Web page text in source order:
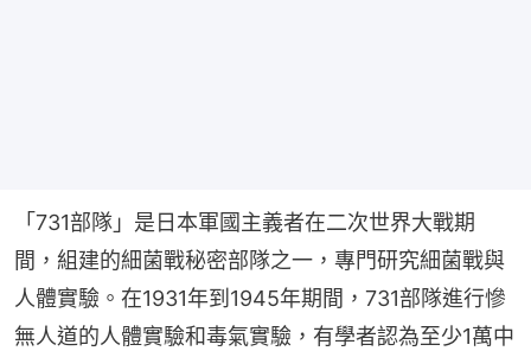
「731部隊」是日本軍國主義者在二次世界大戰期
間，組建的細菌戰秘密部隊之一，專門研究細菌戰與
人體實驗。在1931年到1945年期間，731部隊進行慘
無人道的人體實驗和毒氣實驗，有學者認為至少1萬中